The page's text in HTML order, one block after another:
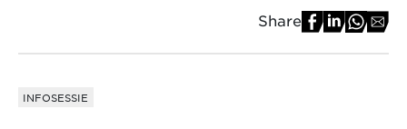
Share
INFOSESSIE